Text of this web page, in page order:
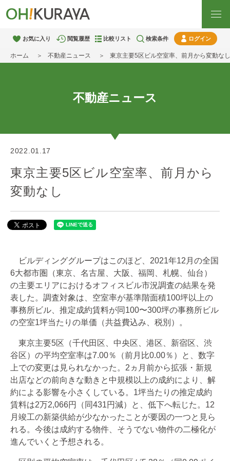
お気に入り 閲覧履歴 比較リスト 検索条件 ログイン
ホーム 不動産ニュース 東京主要5区ビル空室率、前月から変動なし
不動産ニュース
2022.01.17
東京主要5区ビル空室率、前月から
変動なし
ビルディンググループはこのほど、2021年12月の全国
6大都市圏（東京、名古屋、大阪、福岡、札幌、仙台）
の主要エリアにおけるオフィスビル市況調査の結果を発
表した。調査対象は、空室率が基準階面積100坪以上の
事務所ビル、推定成約賃料が同100〜300坪の事務所ビル
の空室1坪当たりの単価（共益費込み、税別）。
東京主要5区（千代田区、中央区、港区、新宿区、渋
谷区）の平均空室率は7.00％（前月比0.00％）と、数字
上での変更は見られなかった。2ヵ月前から拡張・新規
出店などの前向きな動きと中規模以上の成約により、解
約による影響を小さくしている。1坪当たりの推定成約
賃料は2万2,066円（同431円減）と、低下へ転じた。12
月竣工の新築供給が少なかったことが要因の一つと見ら
れる。今後は成約する物件、そうでない物件の二極化が
進んでいくと予想される。